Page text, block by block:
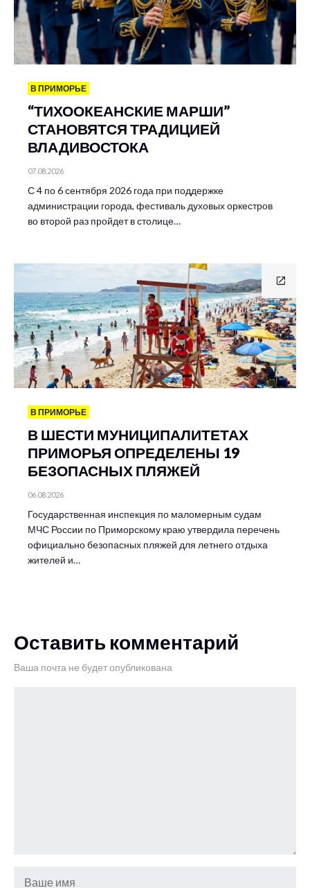
В ПРИМОРЬЕ
“ТИХООКЕАНСКИЕ МАРШИ”
СТАНОВЯТСЯ ТРАДИЦИЕЙ
ВЛАДИВОСТОКА
07.08.2026
С 4 по 6 сентября 2026 года при поддержке
администрации города, фестиваль духовых оркестров
во второй раз пройдет в столице…
В ПРИМОРЬЕ
В ШЕСТИ МУНИЦИПАЛИТЕТАХ
ПРИМОРЬЯ ОПРЕДЕЛЕНЫ 19
БЕЗОПАСНЫХ ПЛЯЖЕЙ
06.08.2026
Государственная инспекция по маломерным судам
МЧС России по Приморскому краю утвердила перечень
официально безопасных пляжей для летнего отдыха
жителей и…
Оставить комментарий
Ваша почта не будет опубликована